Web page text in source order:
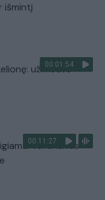
išmintį
00:01:54
užfiksavo
00:11:27
vertinantis